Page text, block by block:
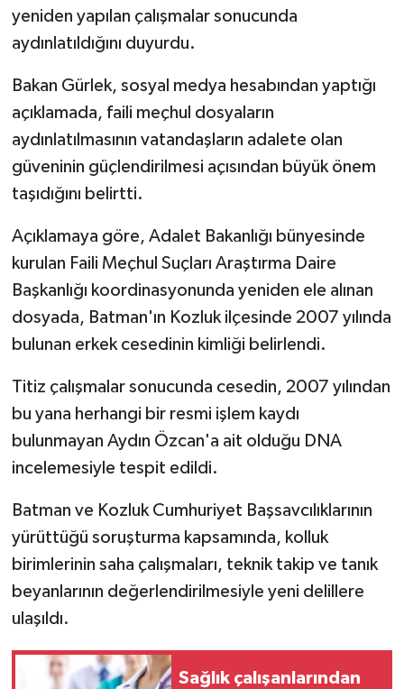
yeniden yapılan çalışmalar sonucunda
aydınlatıldığını duyurdu.
Bakan Gürlek, sosyal medya hesabından yaptığı
açıklamada, faili meçhul dosyaların
aydınlatılmasının vatandaşların adalete olan
güveninin güçlendirilmesi açısından büyük önem
taşıdığını belirtti.
Açıklamaya göre, Adalet Bakanlığı bünyesinde
kurulan Faili Meçhul Suçları Araştırma Daire
Başkanlığı koordinasyonunda yeniden ele alınan
dosyada, Batman'ın Kozluk ilçesinde 2007 yılında
bulunan erkek cesedinin kimliği belirlendi.
Titiz çalışmalar sonucunda cesedin, 2007 yılından
bu yana herhangi bir resmi işlem kaydı
bulunmayan Aydın Özcan'a ait olduğu DNA
incelemesiyle tespit edildi.
Batman ve Kozluk Cumhuriyet Başsavcılıklarının
yürüttüğü soruşturma kapsamında, kolluk
birimlerinin saha çalışmaları, teknik takip ve tanık
beyanlarının değerlendirilmesiyle yeni delillere
ulaşıldı.
Sağlık çalışanlarından